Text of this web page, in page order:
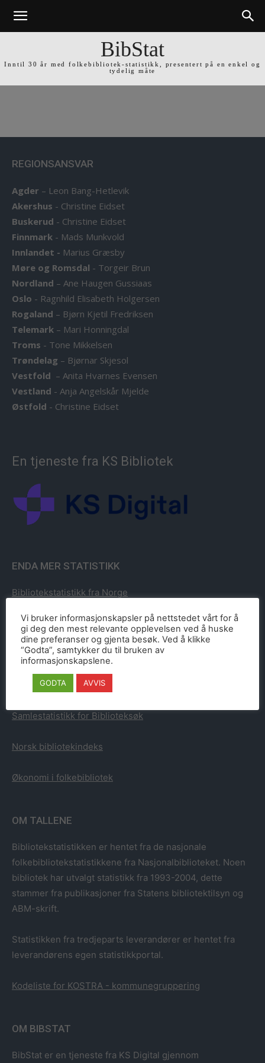
BibStat
Inntil 30 år med folkebibliotek-statistikk, presentert på en enkel og
tydelig måte
REGIONSANSVAR
Agder – Leon Bang-Hetlevik
Akershus - Christine Eidset
Buskerud - Christine Eidset
Finnmark - Mads Munkvold
Innlandet - Marius Græsby
Møre og Romsdal - Torgeir Brun
Nordland – Ane Haugen Gussiaas
Oslo - Ragnhild Elisabeth Holgersen
Rogaland – Bjørn Kjetil Fredriksen
Telemark – Mari Honningdal
Troms - Tone Mikkelsen
Trøndelag – Bjørnar Skjesol
Vestfold – Anita Hvarnes Evensen
Vestland - Anja Angelskår Mjelde
Østfold - Christine Eidset
En tjeneste fra KS Bibliotek
ENDA MER STATISTIKK
Bibliotekstatistikk fra Norge
Bibliotekstatistikk fra Sverige
Bibliotekstatistikk fra Danmark
Bibliotekstatistikk fra Finland
Samlestatistikk for Biblioteksøk
Norsk bibliotekindeks
Økonomi i folkebibliotek
OM TALLENE
Bibliotekstatistikken er hentet fra de nasjonale
folkebibliotekstatistikkene fra Nasjonalbiblioteket. Noen
bibliotek har utvalgt statistikk fra 1993-2004, dette
stammer fra publikasjoner fra Statens bibliotektilsyn og
ABM-skrift.
Statistikken fra tredjeparts leverandører er hentet fra
leverandørens egen statistikkportal.
Kodeliste for KOSTRA - kommunegruppering
OM BIBSTAT
BibStat er en tjeneste fra KS Digital gjennom
Vi bruker informasjonskapsler på nettstedet vårt for å
gi deg den mest relevante opplevelsen ved å huske
dine preferanser og gjenta besøk. Ved å klikke
“Godta”, samtykker du til bruken av
informasjonskapslene.
GODTA AVVIS